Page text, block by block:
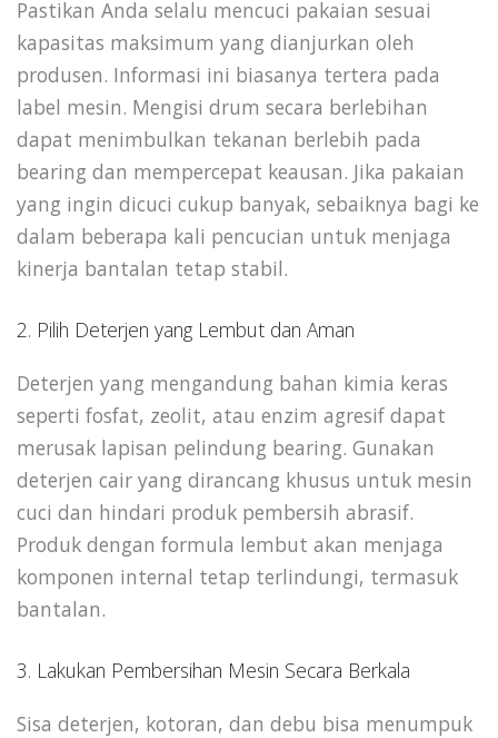
Pastikan Anda selalu mencuci pakaian sesuai
kapasitas maksimum yang dianjurkan oleh
produsen. Informasi ini biasanya tertera pada
label mesin. Mengisi drum secara berlebihan
dapat menimbulkan tekanan berlebih pada
bearing dan mempercepat keausan. Jika pakaian
yang ingin dicuci cukup banyak, sebaiknya bagi ke
dalam beberapa kali pencucian untuk menjaga
kinerja bantalan tetap stabil.
2. Pilih Deterjen yang Lembut dan Aman
Deterjen yang mengandung bahan kimia keras
seperti fosfat, zeolit, atau enzim agresif dapat
merusak lapisan pelindung bearing. Gunakan
deterjen cair yang dirancang khusus untuk mesin
cuci dan hindari produk pembersih abrasif.
Produk dengan formula lembut akan menjaga
komponen internal tetap terlindungi, termasuk
bantalan.
3. Lakukan Pembersihan Mesin Secara Berkala
Sisa deterjen, kotoran, dan debu bisa menumpuk